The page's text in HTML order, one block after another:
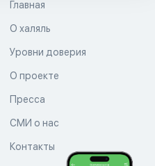
Главная
О халяль
Уровни доверия
О проекте
Пресса
СМИ о нас
Контакты